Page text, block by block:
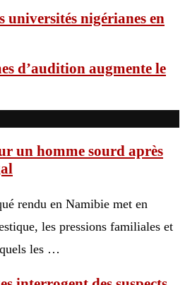
universités nigérianes en
d’audition augmente le
un homme sourd après
rendu en Namibie met en
les pressions familiales et
les …